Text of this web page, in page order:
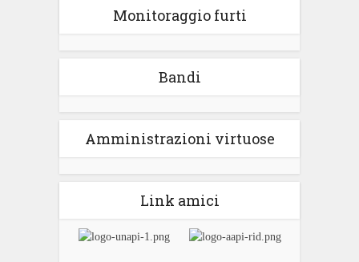
Monitoraggio furti
Bandi
Amministrazioni virtuose
Link amici